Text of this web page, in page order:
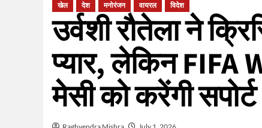
खेल देश मनोरंजन वायरल विदेश
उर्वशी रौतेला ने
प्यार, लेकिन FIFA
मेसी को करेंगी सपोर्ट